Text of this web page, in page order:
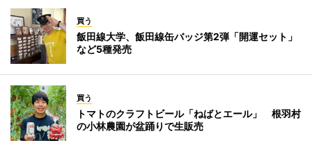
買う
飯田線大学、飯田線缶バッジ第2弾「開運セット」
など5種発売
買う
トマトのクラフトビール「ねばとエール」 根羽村
の小林農園が盆踊りで生販売